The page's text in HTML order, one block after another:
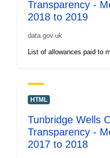
Transparency -
2018 to 2019
data.gov.uk
List of allowances paid to
HTML
Tunbridge Wells
Transparency -
2017 to 2018